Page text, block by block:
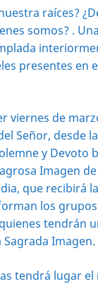
raíces?
somos? .
presentes en
viernes de
Señor, desde
y Devoto
Imagen
que recibirá
los
tendrán
Imagen.
tendrá lugar el